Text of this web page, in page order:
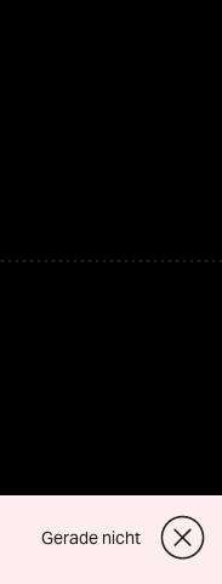
Gerade nicht